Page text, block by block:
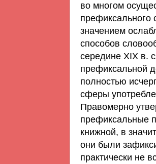
во многом
префиксального
значением
способов
середине XIX в.
префиксальной
полностью
сферы
Правомерно
префиксальные
книжной, в
они были
практически не